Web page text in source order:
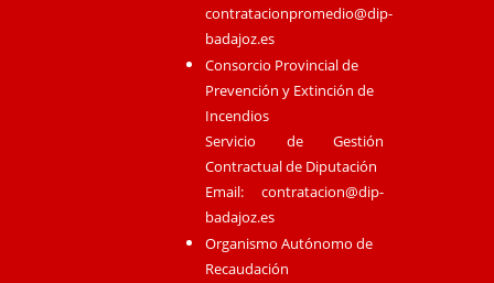
contratacionpromedio@dip-
badajoz.es
Consorcio Provincial de
Prevención y Extinción de
Incendios
Servicio de Gestión
Contractual de Diputación
Email:contratacion@dip-
badajoz.es
Organismo Autónomo de
Recaudación